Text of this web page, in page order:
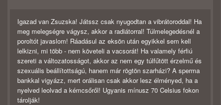
Igazad van Zsuzska! Játssz csak nyugodtan a vibrátoroddal! Ha
meg melegségre vágysz, akkor a radiátorral! Túlmelegedésnél a
poroltót javaslom! Ráadásul az eksön után egyikkel sem kell
lelkizni, mi több - nem követeli a vacsorát! Ha valamely férfiú
szereti a változatosságot, akkor az nem egy túlfűtött érzelmű és
szexuális beállítottságú, hanem már rögtön szarházi? A sperma
bankkal vigyázz, mert orálisan csak akkor lesz élményed, ha a
nyelved leolvad a kémcsőről! Ugyanis mínusz 70 Celsius fokon
tárolják!